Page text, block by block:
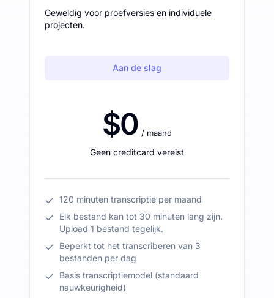
Geweldig voor proefversies en individuele
projecten.
Aan de slag
$0 / maand
Geen creditcard vereist
120 minuten transcriptie per maand
Elk bestand kan tot 30 minuten lang zijn.
Upload 1 bestand tegelijk.
Beperkt tot het transcriberen van 3
bestanden per dag
Basis transcriptiemodel (standaard
nauwkeurigheid)